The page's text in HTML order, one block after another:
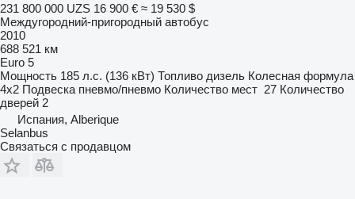
231 800 000 UZS 16 900 € ≈ 19 530 $
Междугородний-пригородный автобус
2010
688 521 км
Euro 5
Мощность 185 л.с. (136 кВт) Топливо дизель Колесная формула
4x2 Подвеска пневмо/пневмо Количество мест 27 Количество
дверей 2
Испания, Alberique
Selanbus
Связаться с продавцом